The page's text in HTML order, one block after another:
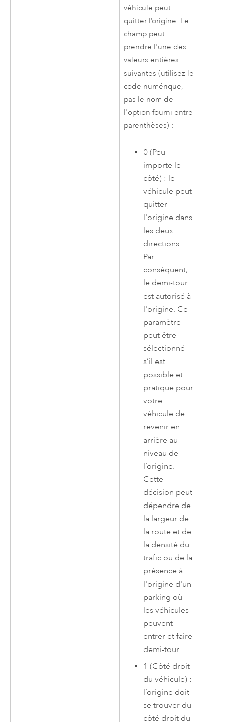
véhicule peut
quitter l’origine. Le
champ peut
prendre l'une des
valeurs entières
suivantes (utilisez le
code numérique,
pas le nom de
l'option fourni entre
parenthèses) :
0 (Peu
importe le
côté) : le
véhicule peut
quitter
l'origine dans
les deux
directions.
Par
conséquent,
le demi-tour
est autorisé à
l'origine. Ce
paramètre
peut être
sélectionné
s’il est
possible et
pratique pour
votre
véhicule de
revenir en
arrière au
niveau de
l’origine.
Cette
décision peut
dépendre de
la largeur de
la route et de
la densité du
trafic ou de la
présence à
l'origine d'un
parking où
les véhicules
peuvent
entrer et faire
demi-tour.
1 (Côté droit
du véhicule) :
l’origine doit
se trouver du
côté droit du